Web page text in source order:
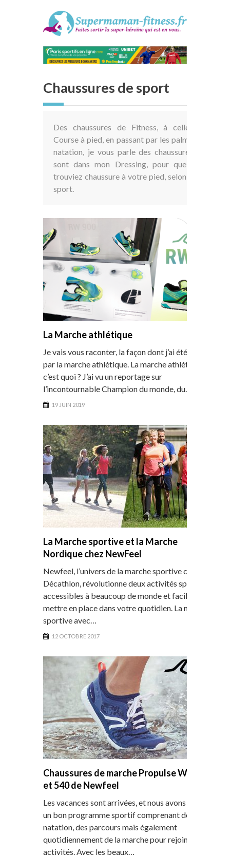
Chaussures de sport
Des chaussures de Fitness, à celles de
Course à pied, en passant par les palmes de
natation, je vous parle des chaussures qui
sont dans mon Dressing, pour que vous
trouviez chaussure à votre pied, selon votre
sport.
La Marche athlétique
Je vais vous raconter, la façon dont j’ai été séduite
par la marche athlétique. La marche athlétique,
c’est quoi ? J’ai vu un reportage sur
l’incontournable Champion du monde, du…
19 JUIN 2019
La Marche sportive et la Marche
Nordique chez NewFeel
Newfeel, l’univers de la marche sportive chez
Décathlon, révolutionne deux activités sportives,
accessibles à beaucoup de monde et faciles à
mettre en place dans votre quotidien. La marche
sportive avec…
12 OCTOBRE 2017
Chaussures de marche Propulse Walk 580
et 540 de Newfeel
Les vacances sont arrivées, et nous avons préparé
un bon programme sportif comprenant de la
natation, des parcours mais également
quotidiennement de la marche pour rejoindre nos
activités. Avec les beaux…